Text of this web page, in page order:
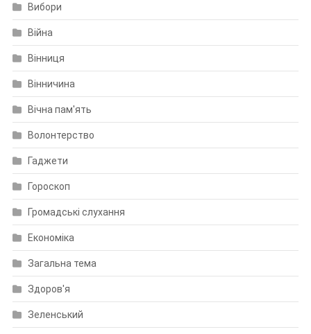
Вибори
Війна
Вінниця
Вінничина
Вічна пам'ять
Волонтерство
Гаджети
Гороскоп
Громадські слухання
Економіка
Загальна тема
Здоров'я
Зеленський